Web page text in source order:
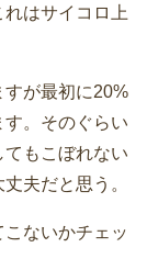
はサイコロ上
すが最初に20%
。そのぐらい
もこぼれない
夫だと思う。
ないかチェッ